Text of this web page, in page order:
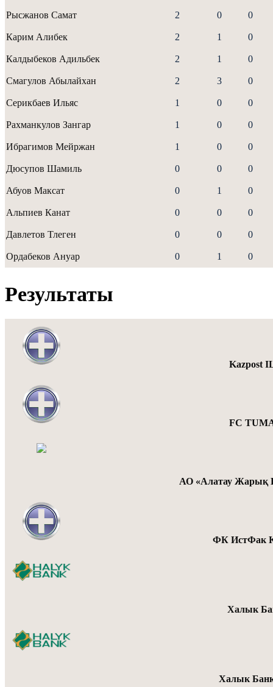
Рысжанов Самат 2 0 0
Карим Алибек 2 1 0
Калдыбеков Адильбек 2 1 0
Смагулов Абылайхан 2 3 0
Серикбаев Ильяс 1 0 0
Рахманкулов Зангар 1 0 0
Ибрагимов Мейржан 1 0 0
Дюсупов Шамиль 0 0 0
Абуов Максат 0 1 0
Альпиев Канат 0 0 0
Давлетов Тлеген 0 0 0
Ордабеков Ануар 0 1 0
Результаты
Kazpost
FC
АО «Алатау Жарық
ФК ИстФак
Халык
Халык